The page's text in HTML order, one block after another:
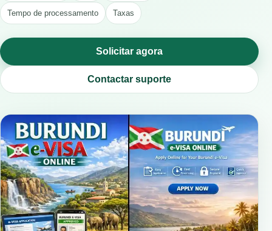
Tempo de processamento Taxas
Solicitar agora
Contactar suporte